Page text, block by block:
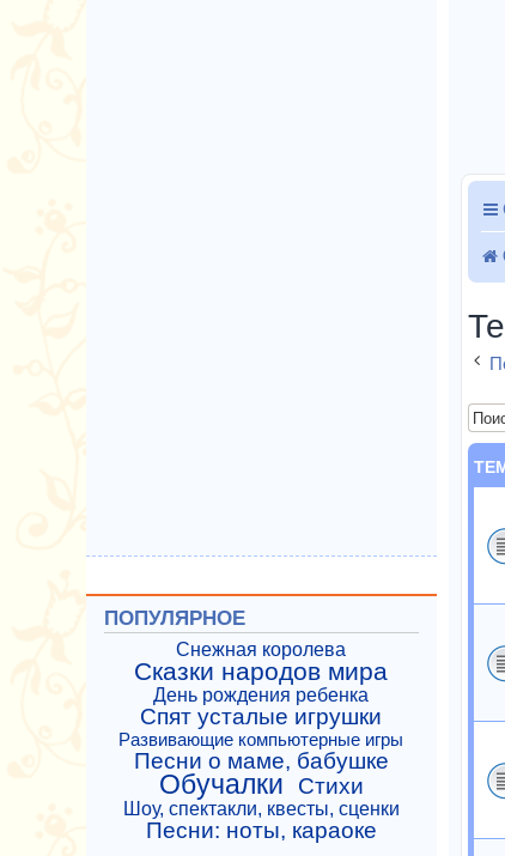
ПОПУЛЯРНОЕ
Снежная королева
Сказки народов мира
День рождения ребенка
Спят усталые игрушки
Развивающие компьютерные игры
Песни о маме, бабушке
Обучалки Стихи
Шоу, спектакли, квесты, сценки
Песни: ноты, караоке